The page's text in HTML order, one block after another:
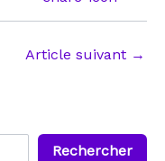
Article suivant →
Rechercher